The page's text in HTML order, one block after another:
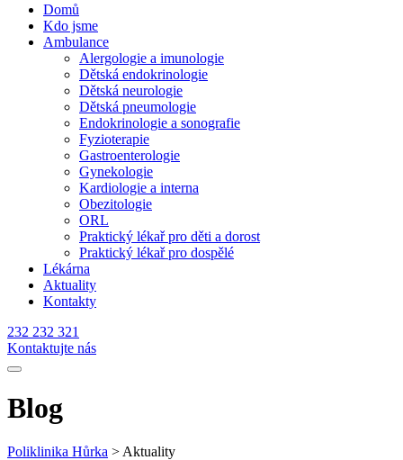
Domů
Kdo jsme
Ambulance
Alergologie a imunologie
Dětská endokrinologie
Dětská neurologie
Dětská pneumologie
Endokrinologie a sonografie
Fyzioterapie
Gastroenterologie
Gynekologie
Kardiologie a interna
Obezitologie
ORL
Praktický lékař pro děti a dorost
Praktický lékař pro dospělé
Lékárna
Aktuality
Kontakty
232 232 321
Kontaktujte nás
Blog
Poliklinika Hůrka > Aktuality